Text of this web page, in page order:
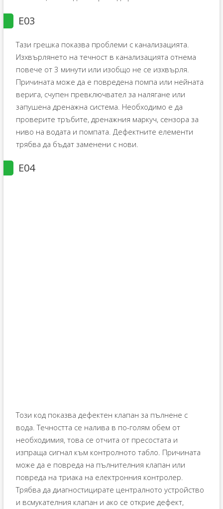
E03
Тази грешка показва проблеми с канализацията.
Изхвърлянето на течност в канализацията отнема
повече от 3 минути или изобщо не се изхвърля.
Причината може да е повредена помпа или нейната
верига, счупен превключвател за налягане или
запушена дренажна система. Необходимо е да
проверите тръбите, дренажния маркуч, сензора за
ниво на водата и помпата. Дефектните елементи
трябва да бъдат заменени с нови.
E04
Този код показва дефектен клапан за пълнене с
вода. Течността се налива в по-голям обем от
необходимия, това се отчита от пресостата и
изпраща сигнал към контролното табло. Причината
може да е повреда на пълнителния клапан или
повреда на триака на електронния контролер.
Трябва да диагностицирате централното устройство
и всмукателния клапан и ако се открие дефект,